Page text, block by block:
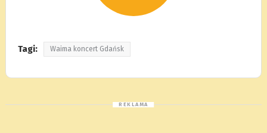
Tagi: Waima koncert Gdańsk